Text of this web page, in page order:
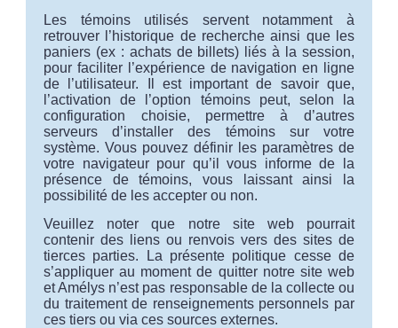
Les témoins utilisés servent notamment à
retrouver l’historique de recherche ainsi que les
paniers (ex : achats de billets) liés à la session,
pour faciliter l’expérience de navigation en ligne
de l’utilisateur. Il est important de savoir que,
l’activation de l’option témoins peut, selon la
configuration choisie, permettre à d’autres
serveurs d’installer des témoins sur votre
système. Vous pouvez définir les paramètres de
votre navigateur pour qu’il vous informe de la
présence de témoins, vous laissant ainsi la
possibilité de les accepter ou non.
Veuillez noter que notre site web pourrait
contenir des liens ou renvois vers des sites de
tierces parties. La présente politique cesse de
s’appliquer au moment de quitter notre site web
et Amélys n’est pas responsable de la collecte ou
du traitement de renseignements personnels par
ces tiers ou via ces sources externes.